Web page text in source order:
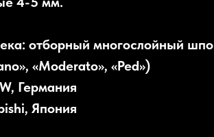
отборный многослойный
«Moderato», «Ped»)
Германия
Япония